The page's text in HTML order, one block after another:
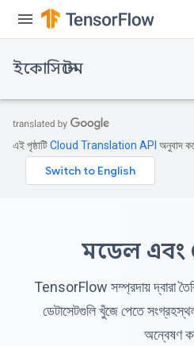
ইকোসিস্টেম
এই পৃষ্ঠাটিCloud Translation API অনুবাদ
মডেল এবং
TensorFlow সম্প্রদায় দ্বারা
ডেটাসেটগুলি খুঁজে পেতে
অন্বেষণ